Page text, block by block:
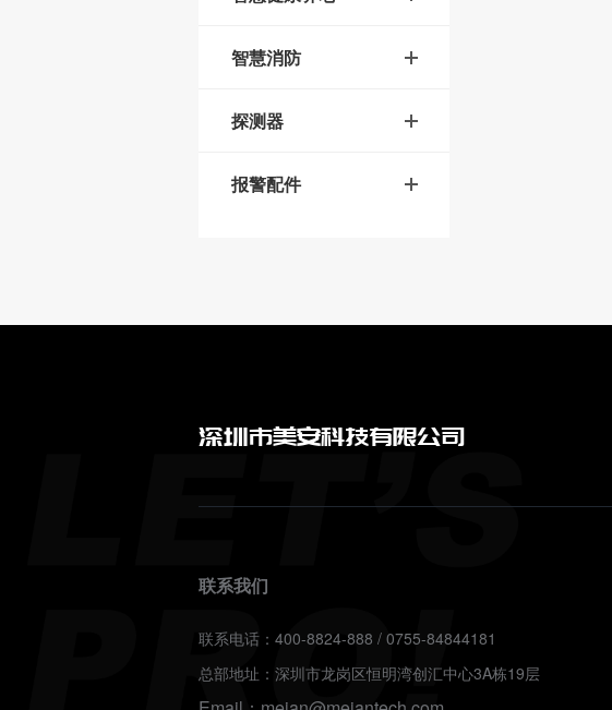
智慧消防
探测器
报警配件
深圳市美安科技有限公司
联系我们
联系电话：400-8824-888 / 0755-84844181
总部地址：深圳市龙岗区恒明湾创汇中心3A栋19层